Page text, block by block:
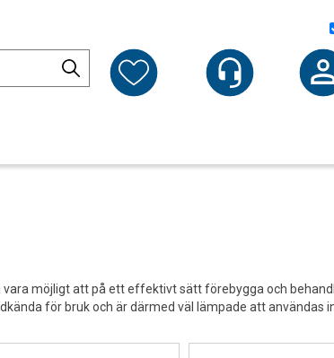
möjligt att på ett effektivt sätt förebygga och
för bruk och är därmed väl lämpade att användas